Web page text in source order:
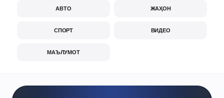
АВТО ЖАҲОН
СПОРТ ВИДЕО
МАЪЛУМОТ